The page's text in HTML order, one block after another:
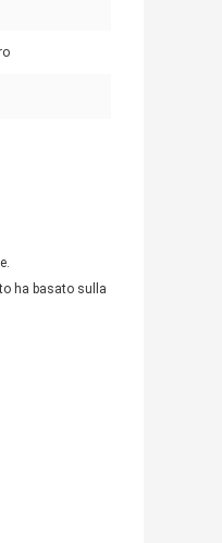
ha basato sulla